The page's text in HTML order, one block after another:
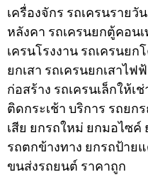
เครื่องจักร รถเครนรายวั
หลังคา รถเครนยกตู้คอน
เครนโรงงาน รถเครนยก
ยกเสา รถเครนยกเสาไฟ
ก่อสร้าง รถเครนเล็กให้เ
ติดกระเช้าบริการ รถยก
เสีย ยกรถใหม่ ยกมอไซ
รถตกข้างทาง ยกรถป้าย
ขนส่งรถยนต์ ราคาถูก